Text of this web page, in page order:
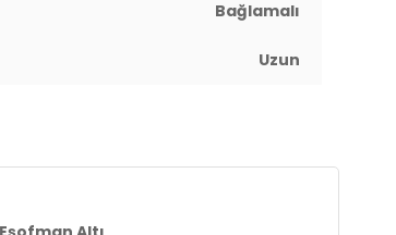
Bağlamalı
Uzun